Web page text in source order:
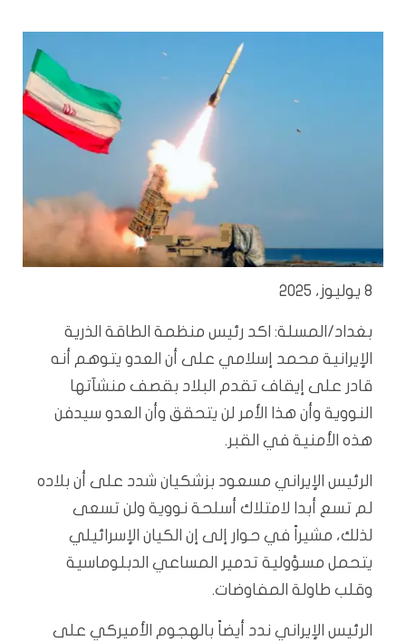
8 يوليوز، 2025
بغداد/المسلة: اكد رئيس منظمة الطاقة الذرية
الإيرانية محمد إسلامي على أن العدو يتوهم أنه
قادر على إيقاف تقدم البلاد بقصف منشآتها
النووية وأن هذا الأمر لن يتحقق وأن العدو سيدفن
هذه الأمنية في القبر.
الرئيس الإيراني مسعود بزشكيان شدد على أن بلاده
لم تسع أبدا لامتلاك أسلحة نووية ولن تسعى
لذلك، مشيراً في حوار إلى إن الكيان الإسرائيلي
يتحمل مسؤولية تدمير المساعي الدبلوماسية
وقلب طاولة المفاوضات.
الرئيس الإيراني ندد أيضاً بالهجوم الأميركي على